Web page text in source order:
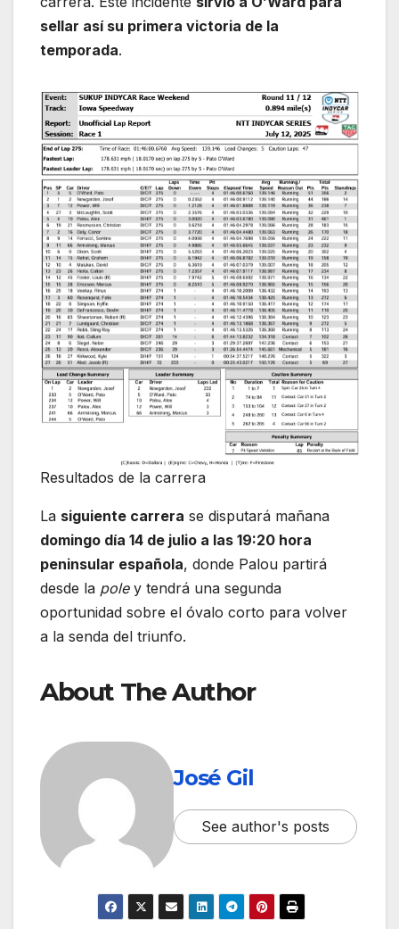
sellar así su primera victoria de la
temporada.
Resultados de la carrera
La siguiente carrera se disputará mañana
domingo día 14 de julio a las 19:20 hora
peninsular española, donde Palou partirá
desde la pole y tendrá una segunda
oportunidad sobre el óvalo corto para volver
a la senda del triunfo.
About The Author
José Gil
See author's posts